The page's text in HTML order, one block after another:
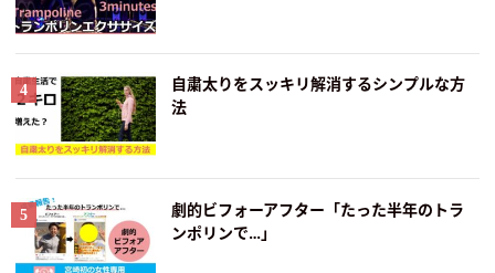
自粛太りをスッキリ解消するシンプルな方
法
劇的ビフォーアフター「たった半年のトラ
ンポリンで…」